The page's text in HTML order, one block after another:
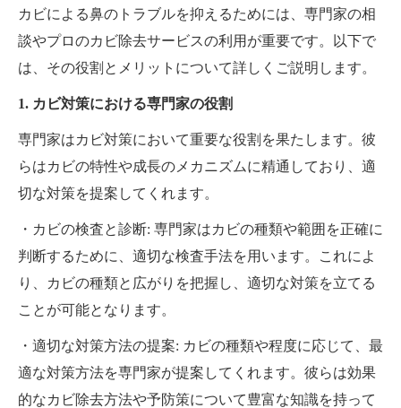
カビによる鼻のトラブルを抑えるためには、専門家の相
談やプロのカビ除去サービスの利用が重要です。以下で
は、その役割とメリットについて詳しくご説明します。
1. カビ対策における専門家の役割
専門家はカビ対策において重要な役割を果たします。彼
らはカビの特性や成長のメカニズムに精通しており、適
切な対策を提案してくれます。
・カビの検査と診断: 専門家はカビの種類や範囲を正確に
判断するために、適切な検査手法を用います。これによ
り、カビの種類と広がりを把握し、適切な対策を立てる
ことが可能となります。
・適切な対策方法の提案: カビの種類や程度に応じて、最
適な対策方法を専門家が提案してくれます。彼らは効果
的なカビ除去方法や予防策について豊富な知識を持って